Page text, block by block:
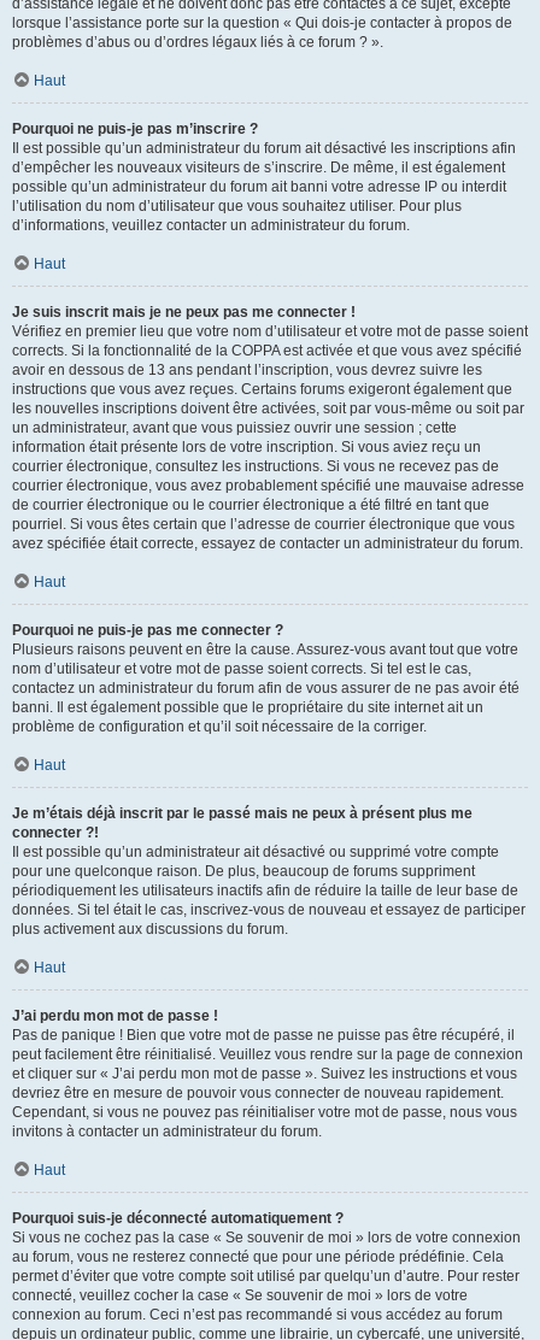
d’assistance légale et ne doivent donc pas être contactés à ce sujet, excepté
lorsque l’assistance porte sur la question « Qui dois-je contacter à propos de
problèmes d’abus ou d’ordres légaux liés à ce forum ? ».
Haut
Pourquoi ne puis-je pas m’inscrire ?
Il est possible qu’un administrateur du forum ait désactivé les inscriptions afin
d’empêcher les nouveaux visiteurs de s’inscrire. De même, il est également
possible qu’un administrateur du forum ait banni votre adresse IP ou interdit
l’utilisation du nom d’utilisateur que vous souhaitez utiliser. Pour plus
d’informations, veuillez contacter un administrateur du forum.
Haut
Je suis inscrit mais je ne peux pas me connecter !
Vérifiez en premier lieu que votre nom d’utilisateur et votre mot de passe soient
corrects. Si la fonctionnalité de la COPPA est activée et que vous avez spécifié
avoir en dessous de 13 ans pendant l’inscription, vous devrez suivre les
instructions que vous avez reçues. Certains forums exigeront également que
les nouvelles inscriptions doivent être activées, soit par vous-même ou soit par
un administrateur, avant que vous puissiez ouvrir une session ; cette
information était présente lors de votre inscription. Si vous aviez reçu un
courrier électronique, consultez les instructions. Si vous ne recevez pas de
courrier électronique, vous avez probablement spécifié une mauvaise adresse
de courrier électronique ou le courrier électronique a été filtré en tant que
pourriel. Si vous êtes certain que l’adresse de courrier électronique que vous
avez spécifiée était correcte, essayez de contacter un administrateur du forum.
Haut
Pourquoi ne puis-je pas me connecter ?
Plusieurs raisons peuvent en être la cause. Assurez-vous avant tout que votre
nom d’utilisateur et votre mot de passe soient corrects. Si tel est le cas,
contactez un administrateur du forum afin de vous assurer de ne pas avoir été
banni. Il est également possible que le propriétaire du site internet ait un
problème de configuration et qu’il soit nécessaire de la corriger.
Haut
Je m’étais déjà inscrit par le passé mais ne peux à présent plus me
connecter ?!
Il est possible qu’un administrateur ait désactivé ou supprimé votre compte
pour une quelconque raison. De plus, beaucoup de forums suppriment
périodiquement les utilisateurs inactifs afin de réduire la taille de leur base de
données. Si tel était le cas, inscrivez-vous de nouveau et essayez de participer
plus activement aux discussions du forum.
Haut
J’ai perdu mon mot de passe !
Pas de panique ! Bien que votre mot de passe ne puisse pas être récupéré, il
peut facilement être réinitialisé. Veuillez vous rendre sur la page de connexion
et cliquer sur « J’ai perdu mon mot de passe ». Suivez les instructions et vous
devriez être en mesure de pouvoir vous connecter de nouveau rapidement.
Cependant, si vous ne pouvez pas réinitialiser votre mot de passe, nous vous
invitons à contacter un administrateur du forum.
Haut
Pourquoi suis-je déconnecté automatiquement ?
Si vous ne cochez pas la case « Se souvenir de moi » lors de votre connexion
au forum, vous ne resterez connecté que pour une période prédéfinie. Cela
permet d’éviter que votre compte soit utilisé par quelqu’un d’autre. Pour rester
connecté, veuillez cocher la case « Se souvenir de moi » lors de votre
connexion au forum. Ceci n’est pas recommandé si vous accédez au forum
depuis un ordinateur public, comme une librairie, un cybercafé, une université,